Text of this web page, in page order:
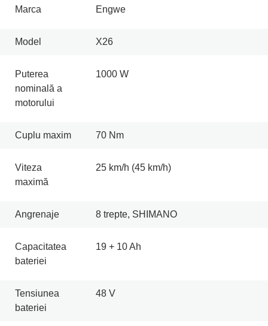
Marca Engwe
Model X26
Puterea
nominală a
motorului
1000 W
Cuplu maxim 70 Nm
Viteza
maximă
25 km/h (45 km/h)
Angrenaje 8 trepte, SHIMANO
Capacitatea
bateriei
19 + 10 Ah
Tensiunea
bateriei
48 V